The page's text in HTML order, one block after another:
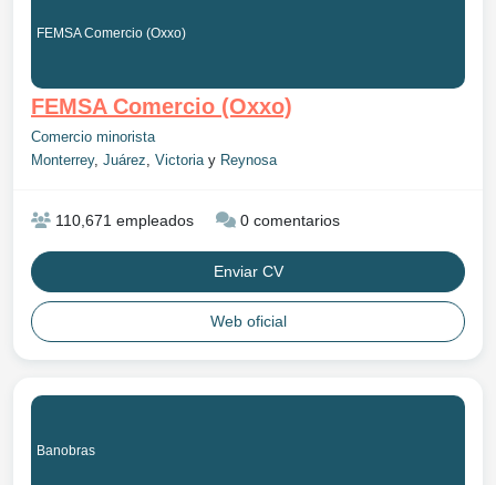
FEMSA Comercio (Oxxo)
FEMSA Comercio (Oxxo)
Comercio minorista
Monterrey, Juárez, Victoriay Reynosa
110,671 empleados 0 comentarios
Enviar CV
Web oficial
Banobras